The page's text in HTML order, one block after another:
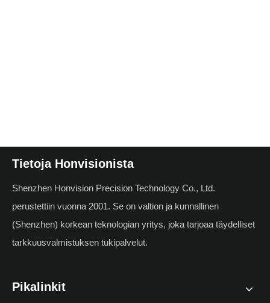
Tietoja Honvisionista
Shenzhen Honvision Precision Technology Co., Ltd.
perustettiin vuonna 2001. Se on valtion ja kunnallinen
(Shenzhen) korkean teknologian yritys, joka tarjoaa täydelliset
tarkkuusvalmistuksen tukipalvelut.
Pikalinkit